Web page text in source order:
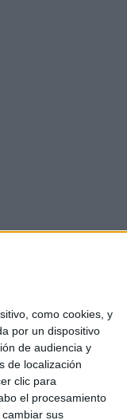
como cookies, y
por un dispositivo
de audiencia y
de localización
clic para
el procesamiento
sus